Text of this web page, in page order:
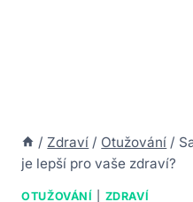
/ Zdraví / Otužování /
je lepší pro vaše zdraví?
OTUŽOVÁNÍ ZDRAVÍ